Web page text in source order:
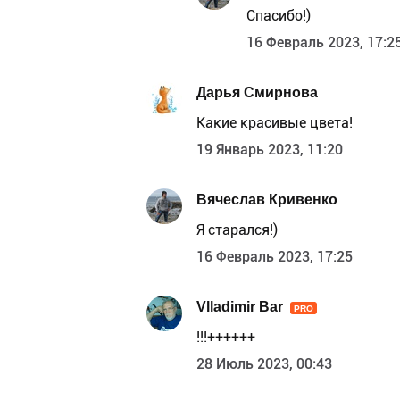
Спасибо!)
16 Февраль 2023,
Дарья Смирнова
Какие красивые цвета!
19 Январь 2023, 11:20
Вячеслав Кривенко
Я старался!)
16 Февраль 2023, 17:25
Vlladimir Bar PRO
!!!++++++
28 Июль 2023, 00:43